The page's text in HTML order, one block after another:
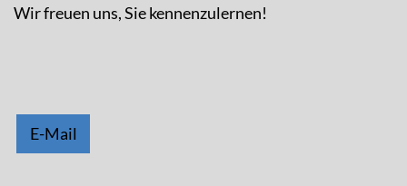
Wir freuen uns, Sie kennenzulernen!
E-Mail